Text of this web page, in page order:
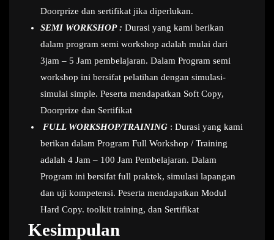
Doorprize dan sertifikat jika diperlukan.
SEMI WORKSHOP : Durasi yang kami berikan
dalam program semi workshop adalah mulai dari
3jam – 5 Jam pembelajaran. Dalam Program semi
workshop ini bersifat pelatihan dengan simulasi-
simulai simple. Peserta mendapatkan Soft Copy,
Doorprize dan Sertifikat
FULL WORKSHOP/TRAINING : Durasi yang kami
berikan dalam Program Full Workshop / Training
adalah 4 Jam – 100 Jam Pembelajaran. Dalam
Program ini bersifat full praktek, simulasi lapangan
dan uji kompetensi. Peserta mendapatkan Modul
Hard Copy. toolkit training, dan Sertifikat
Kesimpulan